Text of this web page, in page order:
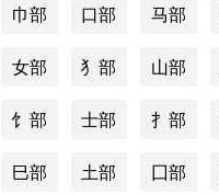
巾部 口部 马部
女部 犭部 山部
饣部 士部 扌部
巳部 土部 囗部